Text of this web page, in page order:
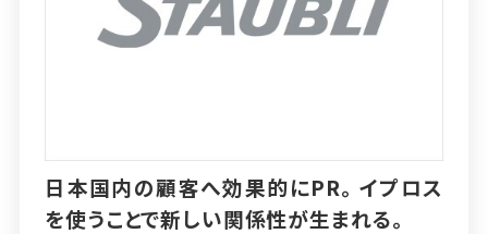
日本国内の顧客へ効果的にPR。イプロス
を使うことで新しい関係性が生まれる。